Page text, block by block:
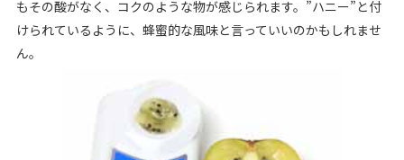
もその酸がなく、コクのような物が感じられます。”ハニー”と付
けられているように、蜂蜜的な風味と言っていいのかもしれませ
ん。